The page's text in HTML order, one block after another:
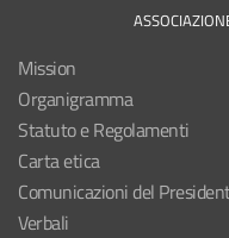
Mission
Organigramma
Statuto e Regolamenti
Carta etica
Comunicazioni del
Verbali